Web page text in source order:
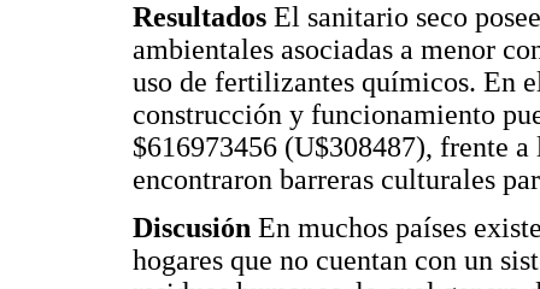
Resultados El sanitario seco
ambientales asociadas a menor
uso de fertilizantes químicos. En
construcción y funcionamiento
$616973456 (U$308487), frente
encontraron barreras culturales
Discusión En muchos países
hogares que no cuentan con un